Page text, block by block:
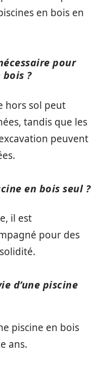
en bois en
pour
?
hors sol peut
tandis que les
peuvent
en bois seul ?
il est
pour des
d’une piscine
piscine en bois
ans.